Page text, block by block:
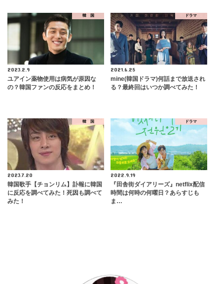
韓 国
2023.2.9
ユアイン薬物使用は病気が原因な
の？韓国ファンの反応をまとめ！
ドラマ
2021.6.25
mine(韓国ドラマ)何話まで放送され
る？最終回はいつか調べてみた！
韓 国
2023.7.20
韓国歌手【チョンリム】訃報に韓国
に反応を調べてみた！死因も調べて
みた！
ドラマ
2022.9.19
『田舎街ダイアリーズ』netflix配信
時間は何時の何曜日？あらすじも
ま…